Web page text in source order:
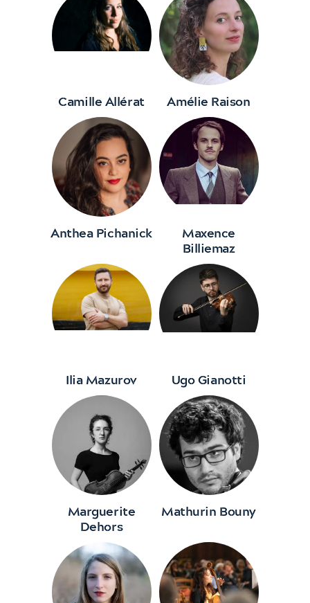
Camille Allérat Amélie Raison
Anthea Pichanick Maxence
Billiemaz
Ilia Mazurov Ugo Gianotti
Marguerite
Dehors
Mathurin Bouny